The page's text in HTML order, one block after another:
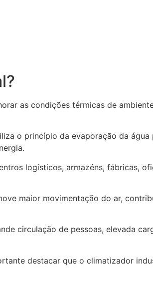
as condições térmicas de
o princípio da evaporação da
logísticos, armazéns, fábricas,
maior movimentação do ar,
circulação de pessoas, elevada
destacar que o climatizador